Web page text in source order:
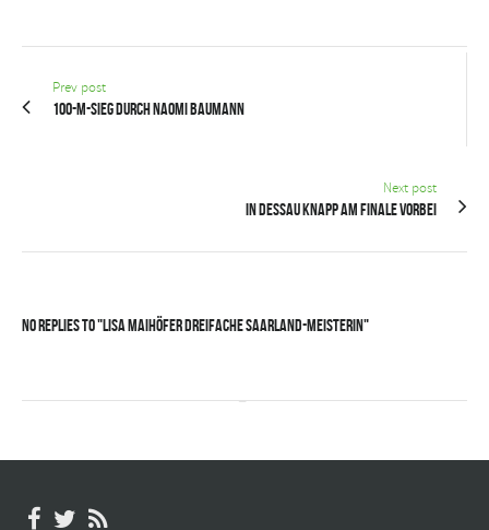
Prev post
100-m-Sieg durch Naomi Baumann
Next post
In Dessau knapp am Finale vorbei
No Replies to "Lisa Maihöfer dreifache Saarland-Meisterin"